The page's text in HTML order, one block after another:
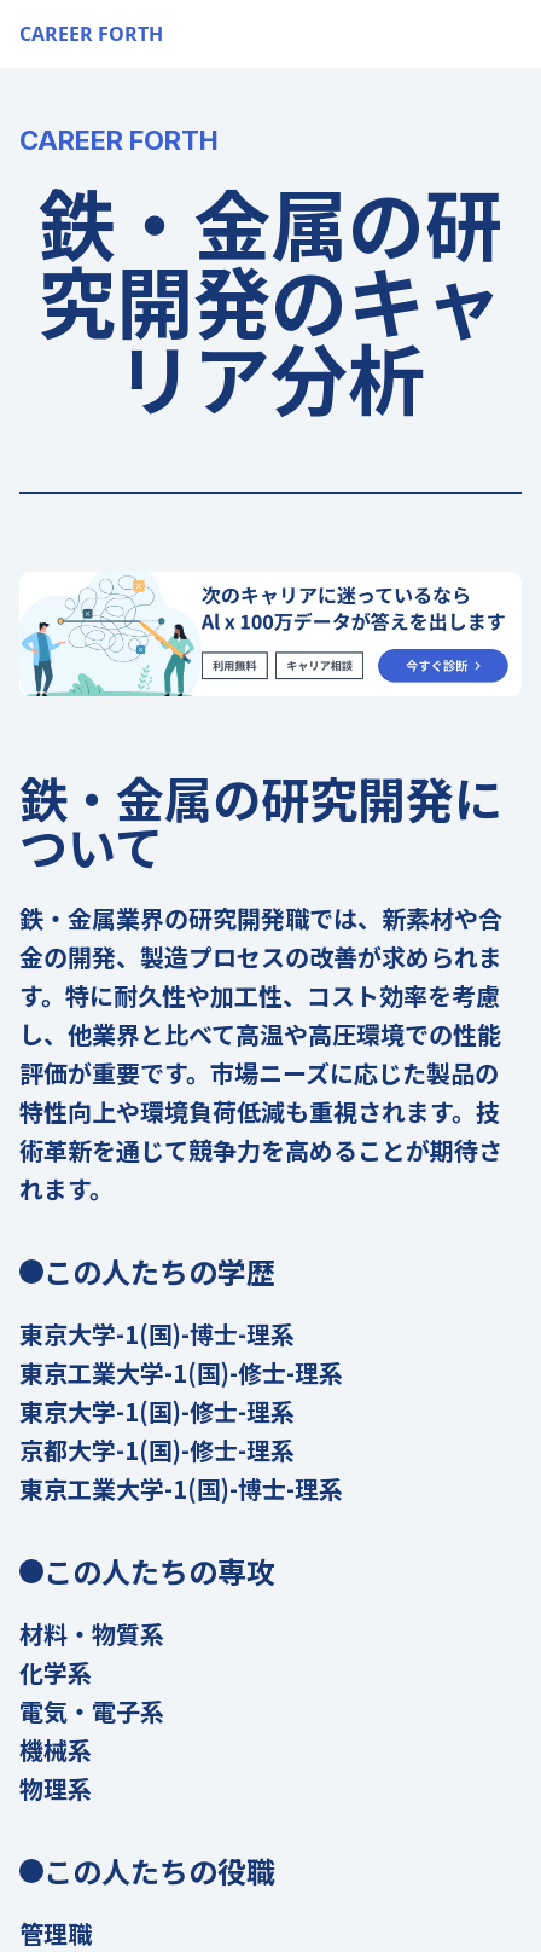
CAREER FORTH
CAREER FORTH
鉄・金属の研
究開発のキャ
リア分析
鉄・金属の研究開発に
ついて
鉄・金属業界の研究開発職では、新素材や合
金の開発、製造プロセスの改善が求められま
す。特に耐久性や加工性、コスト効率を考慮
し、他業界と比べて高温や高圧環境での性能
評価が重要です。市場ニーズに応じた製品の
特性向上や環境負荷低減も重視されます。技
術革新を通じて競争力を高めることが期待さ
れます。
この人たちの学歴
東京大学-1(国)-博士-理系
東京工業大学-1(国)-修士-理系
東京大学-1(国)-修士-理系
京都大学-1(国)-修士-理系
東京工業大学-1(国)-博士-理系
この人たちの専攻
材料・物質系
化学系
電気・電子系
機械系
物理系
この人たちの役職
管理職